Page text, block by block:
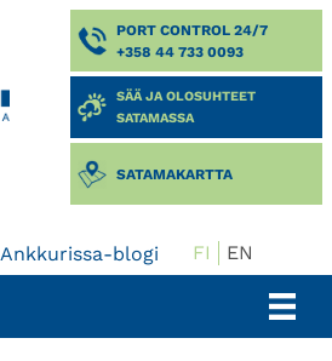
PORT CONTROL 24/7
+358 44 733 0093
SÄÄ JA OLOSUHTEET
SATAMASSA
SATAMAKARTTA
Ankkurissa-blogi FI EN